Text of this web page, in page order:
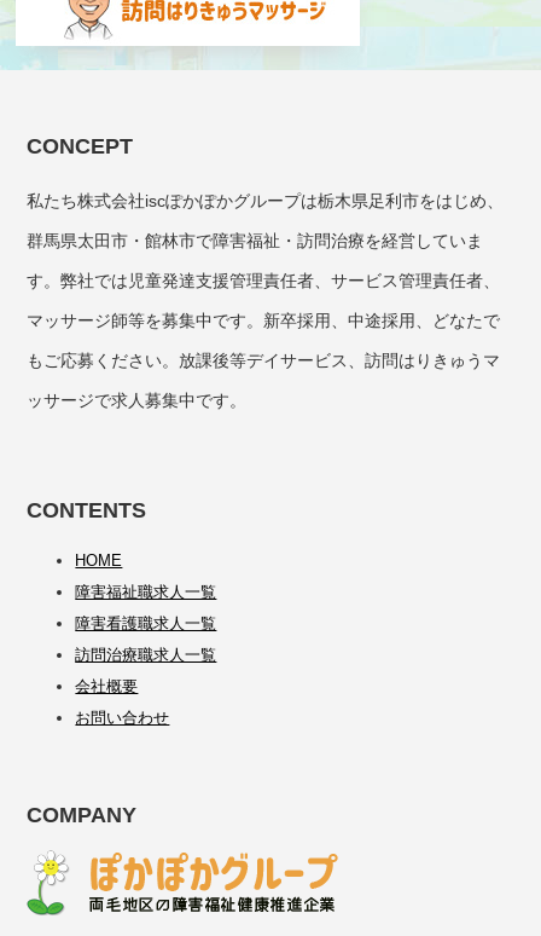
CONCEPT
私たち株式会社iscぽかぽかグループは栃木県足利市をはじめ、
群馬県太田市・館林市で障害福祉・訪問治療を経営していま
す。弊社では児童発達支援管理責任者、サービス管理責任者、
マッサージ師等を募集中です。新卒採用、中途採用、どなたで
もご応募ください。放課後等デイサービス、訪問はりきゅうマ
ッサージで求人募集中です。
CONTENTS
HOME
障害福祉職求人一覧
障害看護職求人一覧
訪問治療職求人一覧
会社概要
お問い合わせ
COMPANY